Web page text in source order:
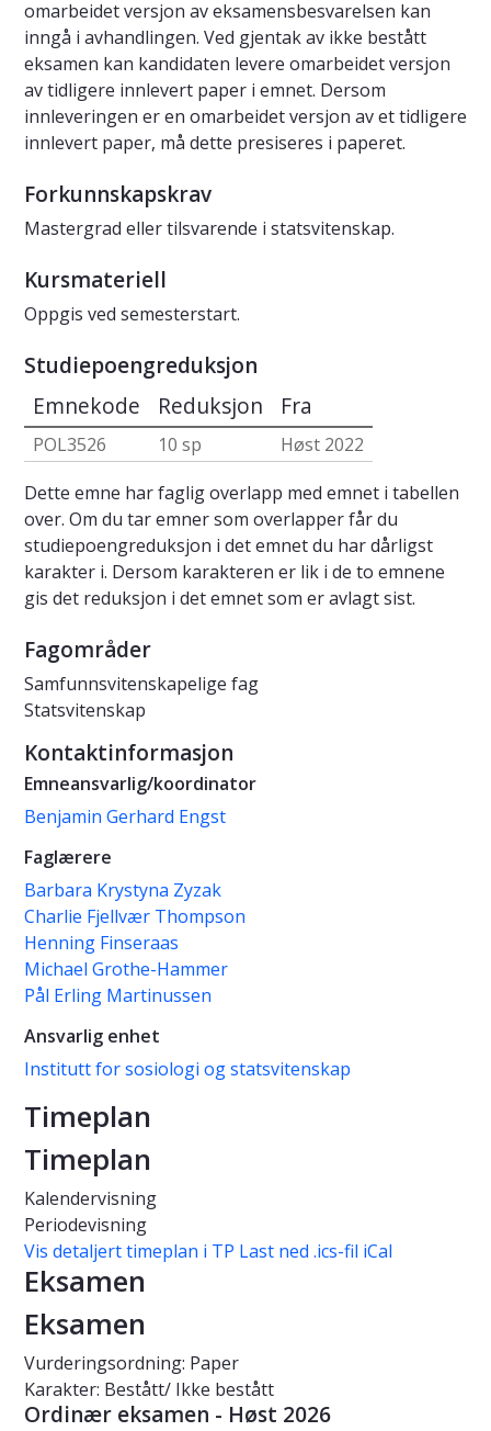
omarbeidet versjon av eksamensbesvarelsen kan
inngå i avhandlingen. Ved gjentak av ikke bestått
eksamen kan kandidaten levere omarbeidet versjon
av tidligere innlevert paper i emnet. Dersom
innleveringen er en omarbeidet versjon av et tidligere
innlevert paper, må dette presiseres i paperet.
Forkunnskapskrav
Mastergrad eller tilsvarende i statsvitenskap.
Kursmateriell
Oppgis ved semesterstart.
Studiepoengreduksjon
Emnekode Reduksjon Fra
POL3526 10 sp
Høst 2022
Dette emne har faglig overlapp med emnet i tabellen
over. Om du tar emner som overlapper får du
studiepoengreduksjon i det emnet du har dårligst
karakter i. Dersom karakteren er lik i de to emnene
gis det reduksjon i det emnet som er avlagt sist.
Fagområder
Samfunnsvitenskapelige fag
Statsvitenskap
Kontaktinformasjon
Emneansvarlig/koordinator
Benjamin Gerhard Engst
Faglærere
Barbara Krystyna Zyzak
Charlie Fjellvær Thompson
Henning Finseraas
Michael Grothe-Hammer
Pål Erling Martinussen
Ansvarlig enhet
Institutt for sosiologi og statsvitenskap
Timeplan
Timeplan
Kalendervisning
Periodevisning
Vis detaljert timeplan i TP Last ned .ics-fil iCal
Eksamen
Eksamen
Vurderingsordning: Paper
Karakter: Bestått/ Ikke bestått
Ordinær eksamen - Høst 2026